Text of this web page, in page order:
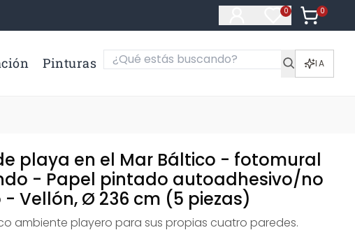
0
Artículos en
0
Artículos
Pinturas IA
playa en el Mar Báltico - fotomural
- Papel pintado autoadhesivo/no
- Vellón, Ø 236 cm (5 piezas)
ambiente playero para sus propias cuatro paredes.